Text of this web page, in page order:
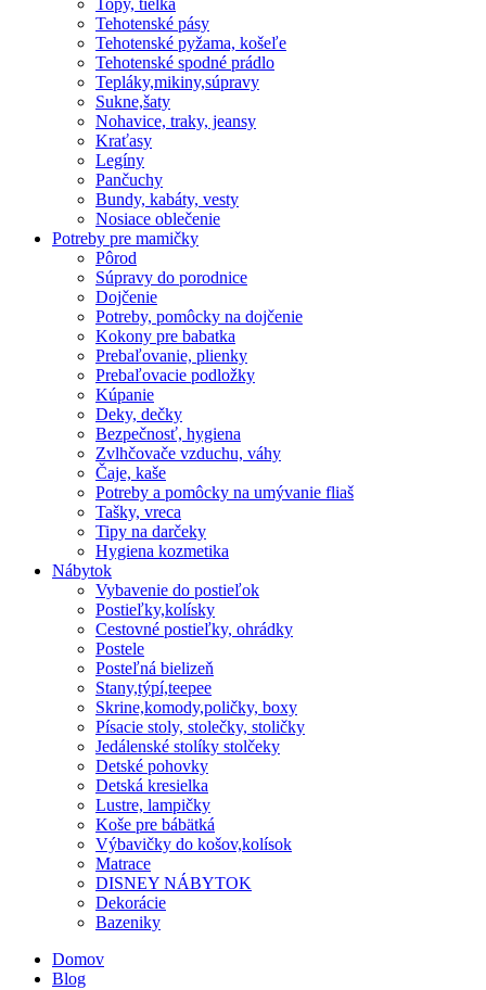
Topy, tielka
Tehotenské pásy
Tehotenské pyžama, košeľe
Tehotenské spodné prádlo
Tepláky,mikiny,súpravy
Sukne,šaty
Nohavice, traky, jeansy
Kraťasy
Legíny
Pančuchy
Bundy, kabáty, vesty
Nosiace oblečenie
Potreby pre mamičky
Pôrod
Súpravy do porodnice
Dojčenie
Potreby, pomôcky na dojčenie
Kokony pre babatka
Prebaľovanie, plienky
Prebaľovacie podložky
Kúpanie
Deky, dečky
Bezpečnosť, hygiena
Zvlhčovače vzduchu, váhy
Čaje, kaše
Potreby a pomôcky na umývanie fliaš
Tašky, vreca
Tipy na darčeky
Hygiena kozmetika
Nábytok
Vybavenie do postieľok
Postieľky,kolísky
Cestovné postieľky, ohrádky
Postele
Posteľná bielizeň
Stany,týpí,teepee
Skrine,komody,poličky, boxy
Písacie stoly, stolečky, stoličky
Jedálenské stolíky stolčeky
Detské pohovky
Detská kresielka
Lustre, lampičky
Koše pre bábätká
Výbavičky do košov,kolísok
Matrace
DISNEY NÁBYTOK
Dekorácie
Bazeniky
Domov
Blog